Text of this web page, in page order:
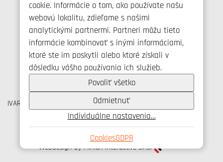
cookie. Informácie o tom, ako používate našu
webovú lokalitu, zdieľame s našimi
analytickými partnermi. Partneri môžu tieto
informácie kombinovať s inými informáciami,
ktoré ste im poskytli alebo ktoré získali v
dôsledku vášho používania ich služieb.
Povoliť všetko
Odmietnuť
Individuálne nastavenia…
CookiesGDPR
Spojte se s námi
+421 346 214 431
info@ivarsk.sk
Ochrana osobných údajov
Cookies
IVAR CS spol. s r.o., Velvarská 9, Podhořany, 277 51 Nelahozeves
IČO: 45276935 DIČ: CZ45276935
Webdesign by Minion Interactive s.r.o.